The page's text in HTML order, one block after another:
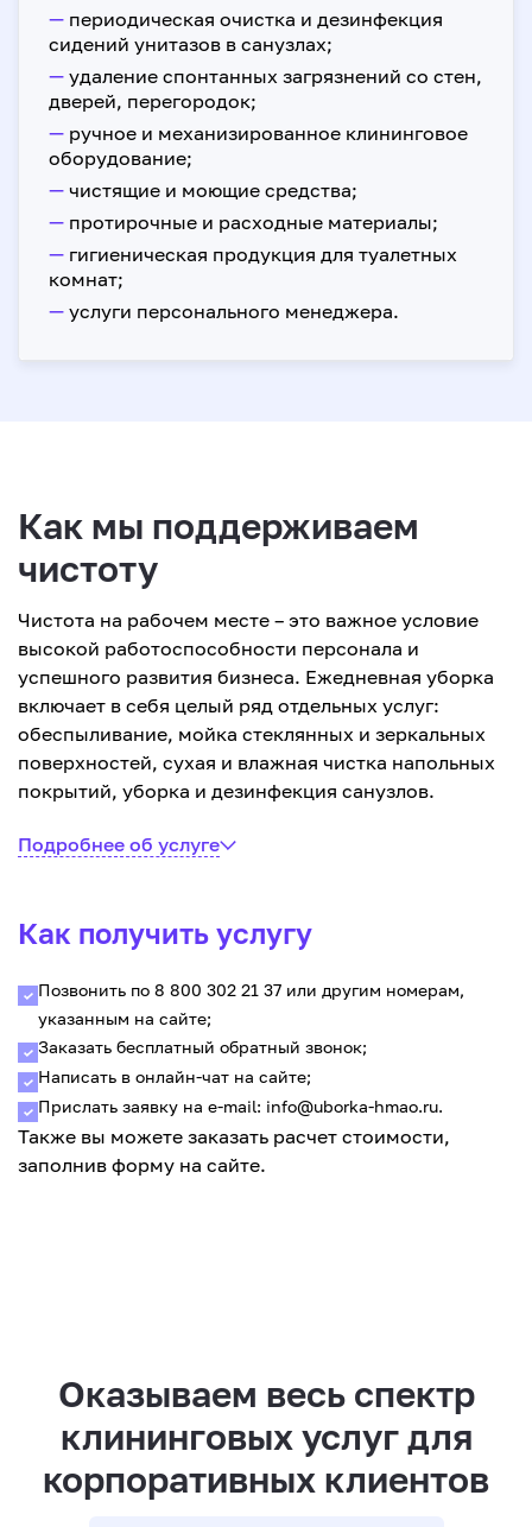
— периодическая очистка и дезинфекция
сидений унитазов в санузлах;
— удаление спонтанных загрязнений со стен,
дверей, перегородок;
— ручное и механизированное клининговое
оборудование;
— чистящие и моющие средства;
— протирочные и расходные материалы;
— гигиеническая продукция для туалетных
комнат;
— услуги персонального менеджера.
Как мы поддерживаем
чистоту
Чистота на рабочем месте – это важное условие
высокой работоспособности персонала и
успешного развития бизнеса. Ежедневная уборка
включает в себя целый ряд отдельных услуг:
обеспыливание, мойка стеклянных и зеркальных
поверхностей, сухая и влажная чистка напольных
покрытий, уборка и дезинфекция санузлов.
Подробнее об услуге
Как получить услугу
Позвонить по 8 800 302 21 37 или другим номерам,
указанным на сайте;
Заказать бесплатный обратный звонок;
Написать в онлайн-чат на сайте;
Прислать заявку на e-mail: info@uborka-hmao.ru.
Также вы можете заказать расчет стоимости,
заполнив форму на сайте.
Оказываем весь спектр
клининговых услуг для
корпоративных клиентов